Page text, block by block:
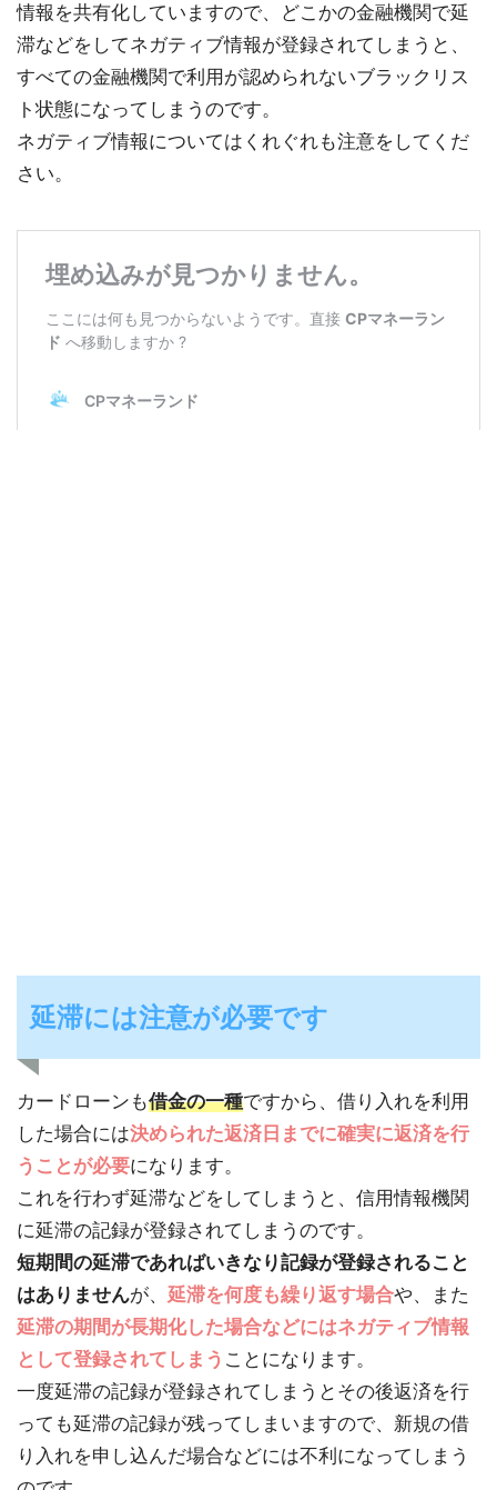
情報を共有化していますので、どこかの金融機関で延
滞などをしてネガティブ情報が登録されてしまうと、
すべての金融機関で利用が認められないブラックリス
ト状態になってしまうのです。
ネガティブ情報についてはくれぐれも注意をしてくだ
さい。
延滞には注意が必要です
カードローンも借金の一種ですから、借り入れを利用
した場合には決められた返済日までに確実に返済を行
うことが必要になります。
これを行わず延滞などをしてしまうと、信用情報機関
に延滞の記録が登録されてしまうのです。
短期間の延滞であればいきなり記録が登録されること
はありませんが、 延滞を何度も繰り返す場合や、また
延滞の期間が長期化した場合などにはネガティブ情報
として登録されてしまう ことになります。
一度延滞の記録が登録されてしまうとその後返済を行
っても延滞の記録が残ってしまいますので、新規の借
り入れを申し込んだ場合などには不利になってしまう